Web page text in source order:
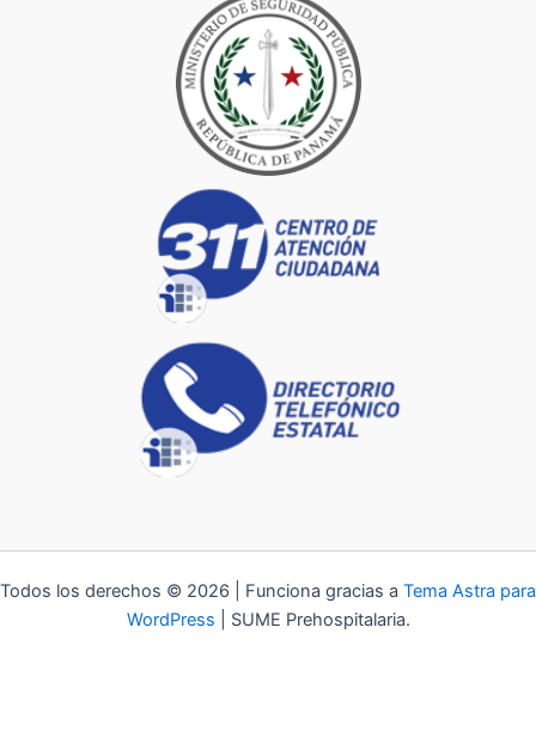
Todos los derechos © 2026 | Funciona gracias a Tema Astra para
WordPress | SUME Prehospitalaria.